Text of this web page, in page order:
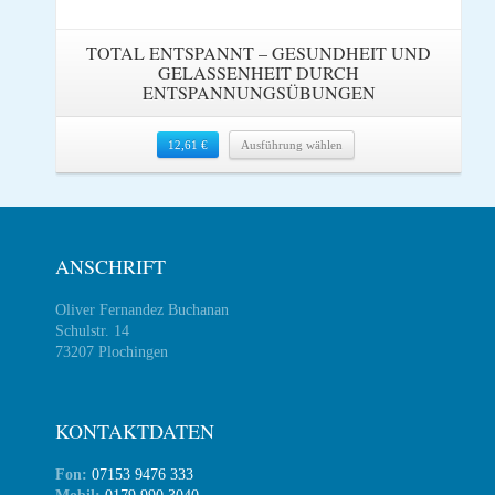
TOTAL ENTSPANNT – GESUNDHEIT UND
GELASSENHEIT DURCH
ENTSPANNUNGSÜBUNGEN
12,61 € Ausführung wählen
ANSCHRIFT
Oliver Fernandez Buchanan
Schulstr. 14
73207 Plochingen
KONTAKTDATEN
Fon: 07153 9476 333